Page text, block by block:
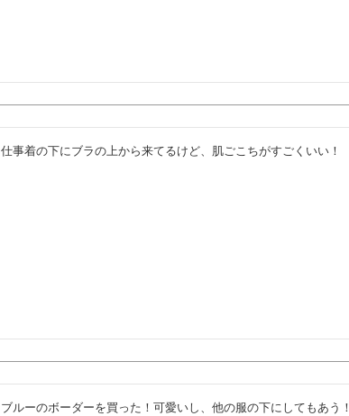
仕事着の下にブラの上から来てるけど、肌ごこちがすごくいい！
ブルーのボーダーを買った！可愛いし、他の服の下にしてもあう！